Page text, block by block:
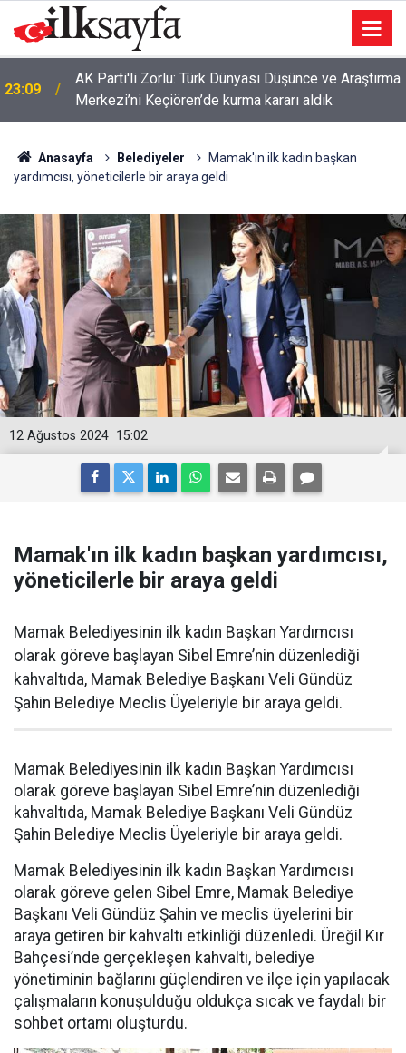
23:09
AK Parti'li Zorlu: Türk Dünyası Düşünce ve Araştırma
Merkezi’ni Keçiören’de kurma kararı aldık
Anasayfa Belediyeler
Mamak'ın ilk kadın başkan
yardımcısı, yöneticilerle bir araya geldi
15:02
12 Ağustos 2024
Mamak'ın ilk kadın başkan yardımcısı,
yöneticilerle bir araya geldi
Mamak Belediyesinin ilk kadın Başkan Yardımcısı
olarak göreve başlayan Sibel Emre’nin düzenlediği
kahvaltıda, Mamak Belediye Başkanı Veli Gündüz
Şahin Belediye Meclis Üyeleriyle bir araya geldi.
Mamak Belediyesinin ilk kadın Başkan Yardımcısı
olarak göreve başlayan Sibel Emre’nin düzenlediği
kahvaltıda, Mamak Belediye Başkanı Veli Gündüz
Şahin Belediye Meclis Üyeleriyle bir araya geldi.
Mamak Belediyesinin ilk kadın Başkan Yardımcısı
olarak göreve gelen Sibel Emre, Mamak Belediye
Başkanı Veli Gündüz Şahin ve meclis üyelerini bir
araya getiren bir kahvaltı etkinliği düzenledi. Üreğil Kır
Bahçesi’nde gerçekleşen kahvaltı, belediye
yönetiminin bağlarını güçlendiren ve ilçe için yapılacak
çalışmaların konuşulduğu oldukça sıcak ve faydalı bir
sohbet ortamı oluşturdu.